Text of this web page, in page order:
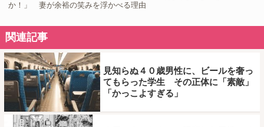
か！」 妻が余裕の笑みを浮かべる理由
関連記事
見知らぬ４０歳男性に、ビールを奢っ
てもらった学生 その正体に「素敵」
「かっこよすぎる」